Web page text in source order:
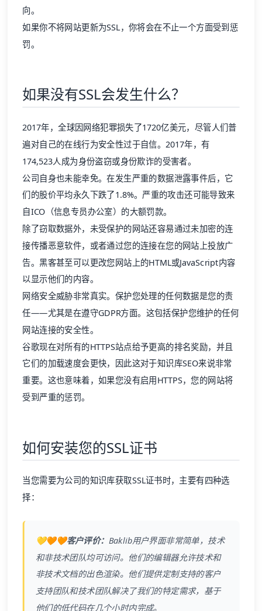
向。
如果你不将网站更新为SSL，你将会在不止一个方面受到惩
罚。
如果没有SSL会发生什么？
2017年，全球因网络犯罪损失了1720亿美元，尽管人们普
遍对自己的在线行为安全性过于自信。2017年，有
174,523人成为身份盗窃或身份欺诈的受害者。
公司自身也未能幸免。在发生严重的数据泄露事件后，它
们的股价平均永久下跌了1.8%。严重的攻击还可能导致来
自ICO （信息专员办公室）的大额罚款。
除了窃取数据外，未受保护的网站还容易通过未加密的连
接传播恶意软件，或者通过您的连接在您的网站上投放广
告。黑客甚至可以更改您网站上的HTML或JavaScript内容
以显示他们的内容。
网络安全威胁非常真实。保护您处理的任何数据是您的责
任——尤其是在遵守GDPR方面。这包括保护您维护的任何
网站连接的安全性。
谷歌现在对所有的HTTPS站点给予更高的排名奖励，并且
它们的加载速度会更快，因此这对于知识库SEO来说非常
重要。这也意味着，如果您没有启用HTTPS，您的网站将
受到严重的惩罚。
如何安装您的SSL证书
当您需要为公司的知识库获取SSL证书时，主要有四种选
择：
💛🧡🧡客户评价： Baklib用户界面非常简单，技术
和非技术团队均可访问。他们的编辑器允许技术和
非技术文档的出色渲染。他们提供定制支持的客户
支持团队和技术团队解决了我们的特定需求，基于
他们的低代码在几个小时内完成。